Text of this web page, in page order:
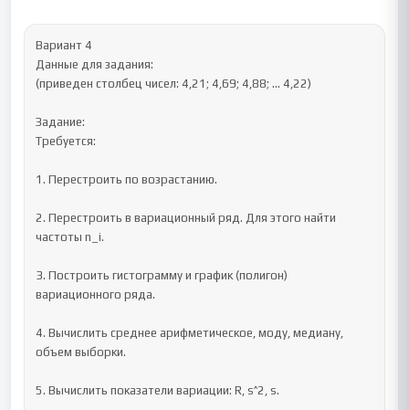
Вариант 4
Данные для задания:
(приведен столбец чисел: 4,21; 4,69; 4,88; ... 4,22)
Задание:
Требуется:
1. Перестроить по возрастанию.
2. Перестроить в вариационный ряд. Для этого найти
частоты n_i.
3. Построить гистограмму и график (полигон)
вариационного ряда.
4. Вычислить среднее арифметическое, моду, медиану,
объем выборки.
5. Вычислить показатели вариации: R, s^2, s.